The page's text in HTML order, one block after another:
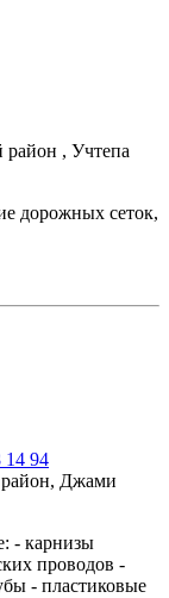
район , Учтепа
дорожных сеток,
14 94
район, Джами
- карнизы
проводов -
- пластиковые